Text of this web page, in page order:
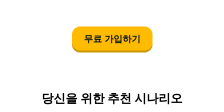
무료 가입하기
당신을 위한 추천 시나리오